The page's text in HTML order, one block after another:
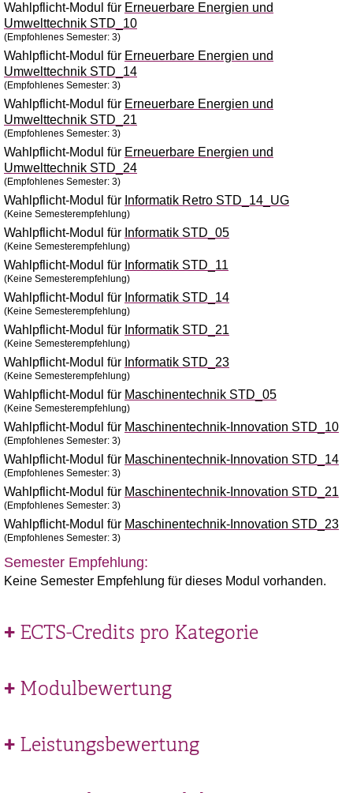
Wahlpflicht-Modul für Erneuerbare Energien und
Umwelttechnik STD_10
(Empfohlenes Semester: 3)
Wahlpflicht-Modul für Erneuerbare Energien und
Umwelttechnik STD_14
(Empfohlenes Semester: 3)
Wahlpflicht-Modul für Erneuerbare Energien und
Umwelttechnik STD_21
(Empfohlenes Semester: 3)
Wahlpflicht-Modul für Erneuerbare Energien und
Umwelttechnik STD_24
(Empfohlenes Semester: 3)
Wahlpflicht-Modul für Informatik Retro STD_14_UG
(Keine Semesterempfehlung)
Wahlpflicht-Modul für Informatik STD_05
(Keine Semesterempfehlung)
Wahlpflicht-Modul für Informatik STD_11
(Keine Semesterempfehlung)
Wahlpflicht-Modul für Informatik STD_14
(Keine Semesterempfehlung)
Wahlpflicht-Modul für Informatik STD_21
(Keine Semesterempfehlung)
Wahlpflicht-Modul für Informatik STD_23
(Keine Semesterempfehlung)
Wahlpflicht-Modul für Maschinentechnik STD_05
(Keine Semesterempfehlung)
Wahlpflicht-Modul für Maschinentechnik-Innovation STD_10
(Empfohlenes Semester: 3)
Wahlpflicht-Modul für Maschinentechnik-Innovation STD_14
(Empfohlenes Semester: 3)
Wahlpflicht-Modul für Maschinentechnik-Innovation STD_21
(Empfohlenes Semester: 3)
Wahlpflicht-Modul für Maschinentechnik-Innovation STD_23
(Empfohlenes Semester: 3)
Semester Empfehlung:
Keine Semester Empfehlung für dieses Modul vorhanden.
ECTS-Credits pro Kategorie
Modulbewertung
Leistungsbewertung